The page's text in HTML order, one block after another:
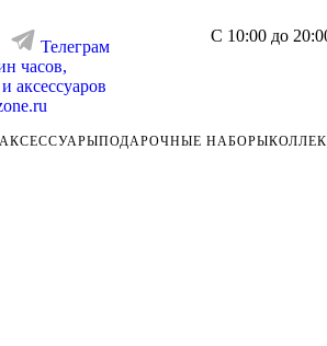
Телеграм
С 10:00 до
ПОДАРОЧНЫЕ НАБОРЫ